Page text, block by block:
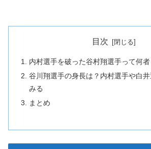
目次
内村選手を破った谷村翔選手って何者
谷川翔選手の身長は？内村選手や白
みる
まとめ